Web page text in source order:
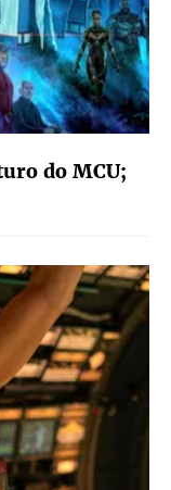
do MCU;